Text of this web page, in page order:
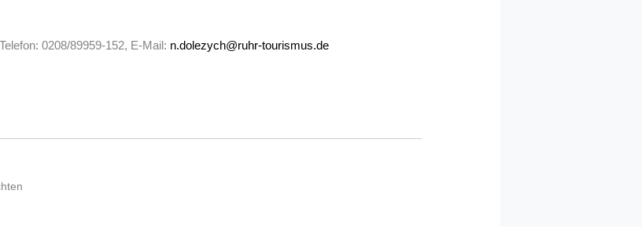
0208/89959-152, E-Mail: n.dolezych@ruhr-tourismus.de